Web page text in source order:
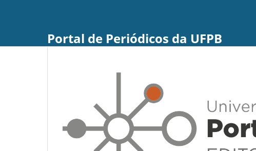
Portal de Periódicos da UFPB